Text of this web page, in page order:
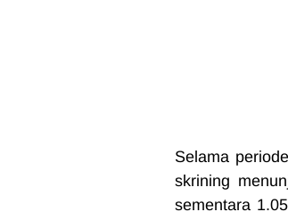
Selama
skrining
sementara